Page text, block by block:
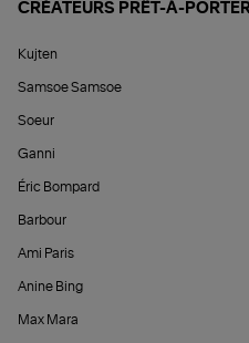
CRÉATEURS PRÊT-À-
Kujten
Samsoe Samsoe
Soeur
Ganni
Éric Bompard
Barbour
Ami Paris
Anine Bing
Max Mara